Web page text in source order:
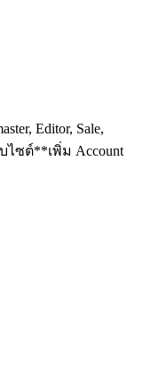
Editor, Sale,
ไซต์**เพิ่ม Account